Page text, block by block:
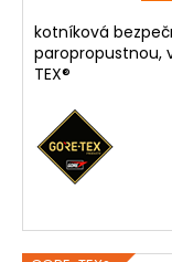
kotníková
paropropustnou,
TEX®